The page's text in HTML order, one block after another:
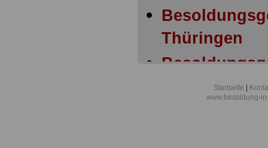
Thüringen
Thüringen
Startseite
www.besoldung-